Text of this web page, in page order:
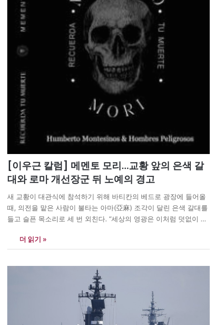
[이우근 칼럼] 메멘토 모리…교황 앞의 은색 갈
대와 로마 개선장군 뒤 노예의 경고
새 교황이 대관식에 참석하기 위해 바티칸의 베드로 광장에 들어올
때, 의전을 맡은 사람이 불타는 아마(亞麻) 조각이 달린 은색 갈대를
들고 슬픈 목소리로 세 번 외친다. “세상의 영광은 이처럼 덧없이 지
최정상의 자리도 일시적이고 덧없는 것’이라는 깨우침을 주는 겸손
더 읽기 »